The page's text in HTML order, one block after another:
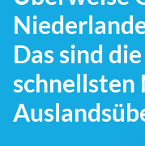
Das sind